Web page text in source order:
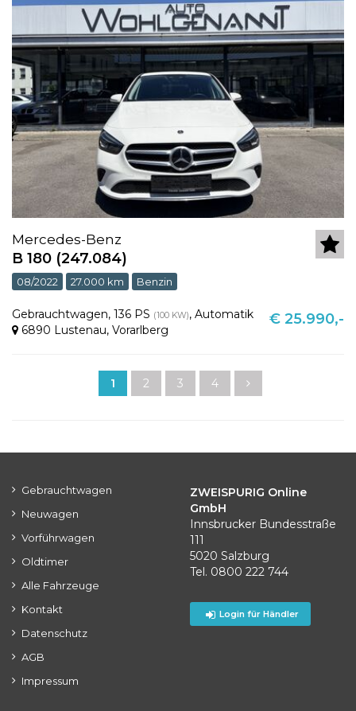
Mercedes-Benz
B 180 (247.084)
08/2022 27.000 km Benzin
Gebrauchtwagen, 136 PS (100 KW), Automatik
6890 Lustenau, Vorarlberg
€ 25.990,-
1 2 3 4
Gebrauchtwagen
Neuwagen
Vorführwagen
Oldtimer
Alle Fahrzeuge
Kontakt
Datenschutz
AGB
Impressum
ZWEISPURIG Online
GmbH
Innsbrucker Bundesstraße
111
5020 Salzburg
Tel. 0800 222 744
Login für Händler